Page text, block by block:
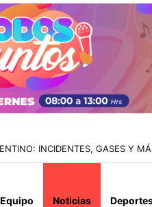
REINICIO DE RELACIONES
Noticias